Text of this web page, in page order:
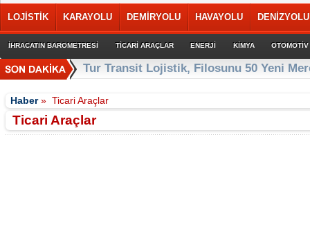
LOJİSTİK KARAYOLU DEMİRYOLU HAVAYOLU DENİZYOLU
İHRACATIN BAROMETRESİ TİCARİ ARAÇLAR ENERJİ KİMYA OTOMOTİV
Ege Bölgesi'nin ilk Renault Trucks
Haber»Ticari Araçlar
Ticari Araçlar